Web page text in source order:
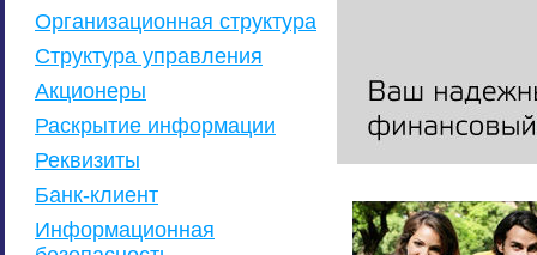
Организационная структура
Структура управления
Акционеры
Раскрытие информации
Реквизиты
Банк-клиент
Информационная